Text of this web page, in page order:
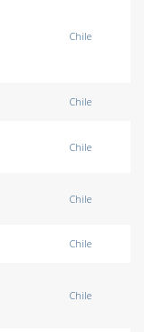
Chile
Chile
Chile
Chile
Chile
Chile